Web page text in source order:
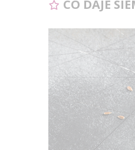
CO DAJE